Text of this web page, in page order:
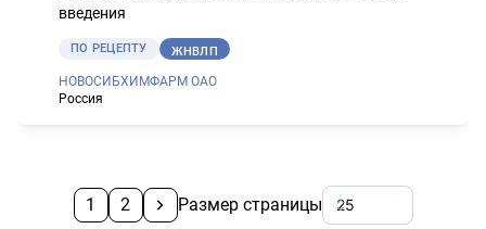
введения
ПО РЕЦЕПТУ ЖНВЛП
НОВОСИБХИМФАРМ ОАО
Россия
1 2 Размер страницы